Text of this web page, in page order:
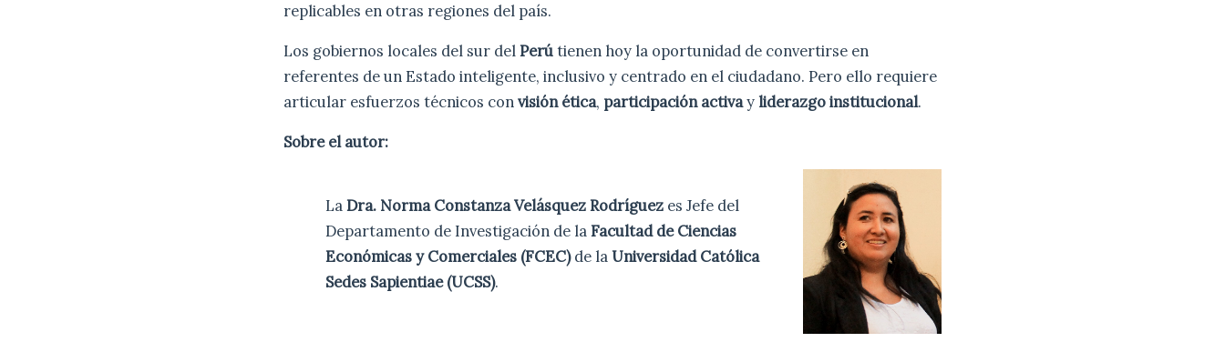
replicables en otras regiones del país.
Los gobiernos locales del sur delPerútienen hoy la oportunidad de convertirse en
referentes de un Estado inteligente, inclusivo y centrado en el ciudadano. Pero ello requiere
articular esfuerzos técnicos convisión ética, participación activay liderazgo institucional.
Sobre el autor:
LaDra. Norma Constanza Velásquez Rodríguezes Jefe del
Departamento de Investigación de laFacultad de Ciencias
Económicas y Comerciales (FCEC)de laUniversidad Católica
Sedes Sapientiae (UCSS).